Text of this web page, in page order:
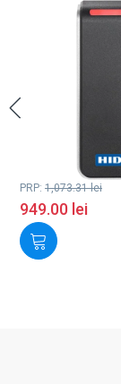
PRP: 1,073.31lei
949.00 lei